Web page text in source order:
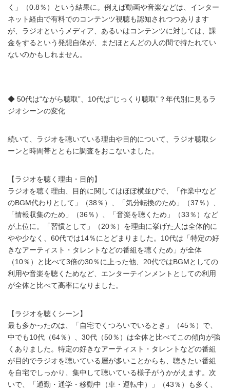
く」（0.8％）という結果に。例えば動画や音楽などは、インター
ネット経由で有料でのコンテンツ視聴も認知されつつあります
が、ラジオというメディア、あるいはコンテンツに対しては、課
金をするという発想自体が、まだほとんどの人の間で持たれてい
ないのかもしれません。
◆ 50代は“ながら聴取”、10代は“じっくり聴取”？年代別に見るラ
ジオシーンの変化
続いて、ラジオを聴いている理由や目的について、ラジオ聴取シ
ーンと時間帯とともに調査をおこないました。
【ラジオを聴く理由・目的】
ラジオを聴く理由、目的に関してはほぼ横並びで、「作業中など
のBGM代わりとして」（38％）、「気分転換のため」（37％）、
「情報収集のため」（36％）、「音楽を聴くため」（33％）など
が上位に。「習慣として」（20％）を理由に挙げた人は全体的に
やや少なく、60代では14％にとどまりました。10代は「特定の好
きなアーティスト・タレントなどの番組を聴くため」が全体
（10％）と比べて3倍の30％に上った他、20代ではBGMとしての
利用や音楽を聴くためなど、エンターテインメントとしての利用
が全体と比べて高率になりました。
【ラジオを聴くシーン】
最も多かったのは、「自宅でくつろいでいるとき」（45％）で、
中でも10代（64％）、30代（50％）は全体と比べてこの傾向が強
くありました。特定の好きなアーティスト・タレントなどの番組
が目的でラジオを聴いている層が多いことからも、聴きたい番組
を自宅でしっかり、集中して聴いている様子がうかがえます。次
いで、「通勤・通学・移動中（車・運転中）」（43％）も多く、